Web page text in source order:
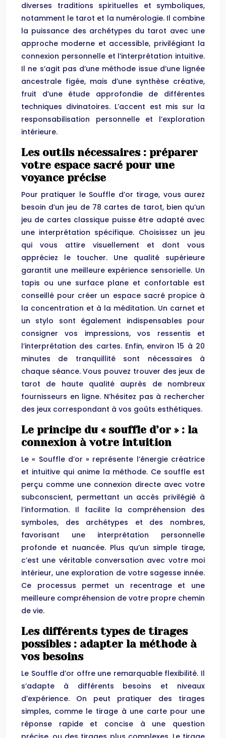
diverses traditions spirituelles et symboliques,
notamment le tarot et la numérologie. Il combine
la puissance des archétypes du tarot avec une
approche moderne et accessible, privilégiant la
connexion personnelle et l’interprétation intuitive.
Il ne s’agit pas d’une méthode issue d’une lignée
ancestrale figée, mais d’une synthèse créative,
fruit d’une étude approfondie de différentes
techniques divinatoires. L’accent est mis sur la
responsabilisation personnelle et l’exploration
intérieure.
Les outils nécessaires : préparer
votre espace sacré pour une
voyance précise
Pour pratiquer le Souffle d’or tirage, vous aurez
besoin d’un jeu de 78 cartes de tarot, bien qu’un
jeu de cartes classique puisse être adapté avec
une interprétation spécifique. Choisissez un jeu
qui vous attire visuellement et dont vous
appréciez le toucher. Une qualité supérieure
garantit une meilleure expérience sensorielle. Un
tapis ou une surface plane et confortable est
conseillé pour créer un espace sacré propice à
la concentration et à la méditation. Un carnet et
un stylo sont également indispensables pour
consigner vos impressions, vos ressentis et
l’interprétation des cartes. Enfin, environ 15 à 20
minutes de tranquillité sont nécessaires à
chaque séance. Vous pouvez trouver des jeux de
tarot de haute qualité auprès de nombreux
fournisseurs en ligne. N’hésitez pas à rechercher
des jeux correspondant à vos goûts esthétiques.
Le principe du « souffle d’or » : la
connexion à votre intuition
Le « Souffle d’or » représente l’énergie créatrice
et intuitive qui anime la méthode. Ce souffle est
perçu comme une connexion directe avec votre
subconscient, permettant un accès privilégié à
l’information. Il facilite la compréhension des
symboles, des archétypes et des nombres,
favorisant une interprétation personnelle
profonde et nuancée. Plus qu’un simple tirage,
c’est une véritable conversation avec votre moi
intérieur, une exploration de votre sagesse innée.
Ce processus permet un recentrage et une
meilleure compréhension de votre propre chemin
de vie.
Les différents types de tirages
possibles : adapter la méthode à
vos besoins
Le Souffle d’or offre une remarquable flexibilité. Il
s’adapte à différents besoins et niveaux
d’expérience. On peut pratiquer des tirages
simples, comme le tirage à une carte pour une
réponse rapide et concise à une question